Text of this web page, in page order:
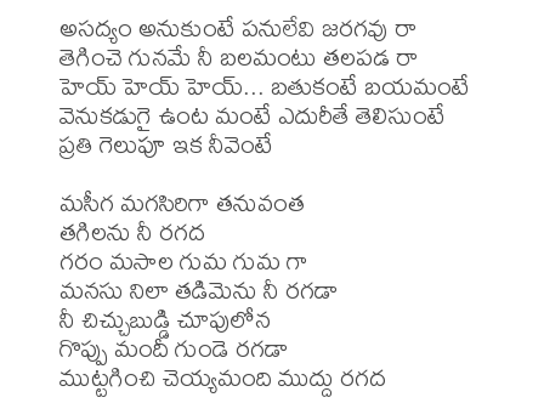
అసద్యం అనుకుంటే పనులేవి జరగవు రా
తెగించె గునమే నీ బలమంటు తలపడ రా
హెయ్ హెయ్ హెయ్... బతుకంటే బయమంటే
వెనుకడుగై ఉంట మంటే ఎదురీతే తెలిసుంటే
ప్రతి గెలుపూ ఇక నీవెంటే
మసీగ మగసిరిగా తనువంత
తగిలను నీ రగద
గరం మసాల గుమ గుమ గా
మనసు నిలా తడిమెను నీ రగడా
నీ చిచ్చుబుడ్డి చూపులోన
గొప్పు మందీ గుండె రగడా
ముట్టగించి చెయ్యమంది ముద్దు రగద